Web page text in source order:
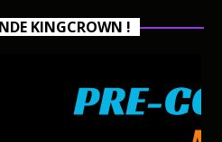
KINGCROWN !